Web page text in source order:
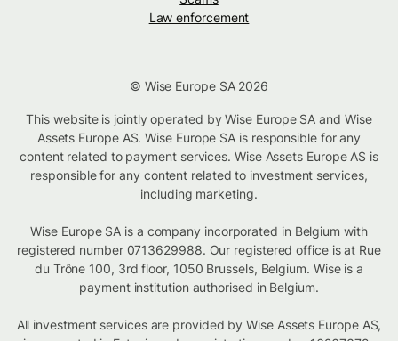
Law enforcement
© Wise Europe SA 2026
This website is jointly operated by Wise Europe SA and Wise
Assets Europe AS. Wise Europe SA is responsible for any
content related to payment services. Wise Assets Europe AS is
responsible for any content related to investment services,
including marketing.
Wise Europe SA is a company incorporated in Belgium with
registered number 0713629988. Our registered office is at Rue
du Trône 100, 3rd floor, 1050 Brussels, Belgium. Wise is a
payment institution authorised in Belgium.
All investment services are provided by Wise Assets Europe AS,